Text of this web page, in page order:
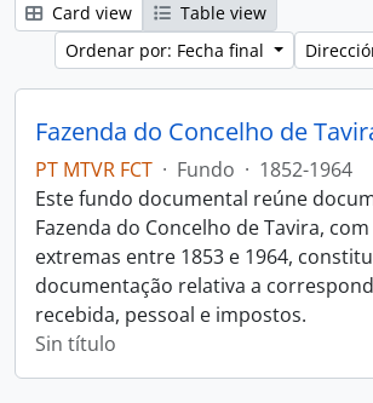
Card view
Table view
Ordenar por: Fecha final
Fazenda do Concelho de
PT MTVR FCT · Fundo · 1852-1964
Este fundo documental reúne
Fazenda do Concelho de Tavira,
extremas entre 1853 e 1964,
documentação relativa a
recebida, pessoal e impostos.
Sin título